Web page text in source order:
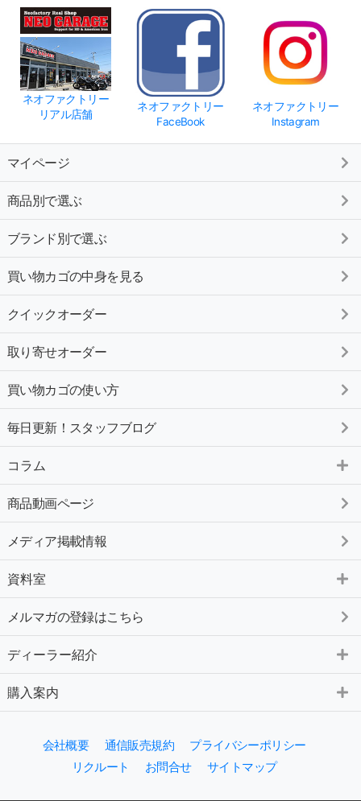
ネオファクトリー
リアル店舗
ネオファクトリー
FaceBook
ネオファクトリー
Instagram
マイページ
商品別で選ぶ
ブランド別で選ぶ
買い物カゴの中身を見る
クイックオーダー
取り寄せオーダー
買い物カゴの使い方
毎日更新！スタッフブログ
コラム
商品動画ページ
メディア掲載情報
資料室
メルマガの登録はこちら
ディーラー紹介
購入案内
会社概要 通信販売規約
プライバシーポリシー
リクルート
お問合せ サイトマップ